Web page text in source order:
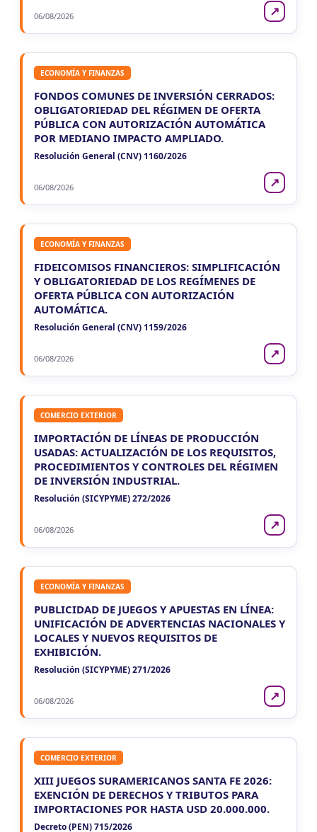
06/08/2026 ↗
ECONOMÍA Y FINANZAS
FONDOS COMUNES DE INVERSIÓN CERRADOS:
OBLIGATORIEDAD DEL RÉGIMEN DE OFERTA
PÚBLICA CON AUTORIZACIÓN AUTOMÁTICA
POR MEDIANO IMPACTO AMPLIADO.
Resolución General (CNV) 1160/2026
06/08/2026 ↗
ECONOMÍA Y FINANZAS
FIDEICOMISOS FINANCIEROS: SIMPLIFICACIÓN
Y OBLIGATORIEDAD DE LOS REGÍMENES DE
OFERTA PÚBLICA CON AUTORIZACIÓN
AUTOMÁTICA.
Resolución General (CNV) 1159/2026
06/08/2026 ↗
COMERCIO EXTERIOR
IMPORTACIÓN DE LÍNEAS DE PRODUCCIÓN
USADAS: ACTUALIZACIÓN DE LOS REQUISITOS,
PROCEDIMIENTOS Y CONTROLES DEL RÉGIMEN
DE INVERSIÓN INDUSTRIAL.
Resolución (SICYPYME) 272/2026
06/08/2026 ↗
ECONOMÍA Y FINANZAS
PUBLICIDAD DE JUEGOS Y APUESTAS EN LÍNEA:
UNIFICACIÓN DE ADVERTENCIAS NACIONALES Y
LOCALES Y NUEVOS REQUISITOS DE
EXHIBICIÓN.
Resolución (SICYPYME) 271/2026
06/08/2026 ↗
COMERCIO EXTERIOR
XIII JUEGOS SURAMERICANOS SANTA FE 2026:
EXENCIÓN DE DERECHOS Y TRIBUTOS PARA
IMPORTACIONES POR HASTA USD 20.000.000.
Decreto (PEN) 715/2026